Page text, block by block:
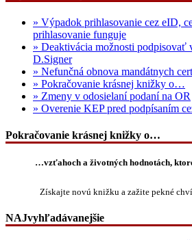
» Výpadok prihlasovanie cez eID,
prihlasovanie funguje
» Deaktivácia možnosti podpisovať
D.Signer
» Nefunčná obnova mandátnych
» Pokračovanie krásnej knižky o…
» Zmeny v odosielaní podaní na OR
» Overenie KEP pred podpísaním
Pokračovanie krásnej knižky o…
…vzťahoch a životných hodnotách,
Získajte novú knižku a zažite pekné
NAJvyhľadávanejšie